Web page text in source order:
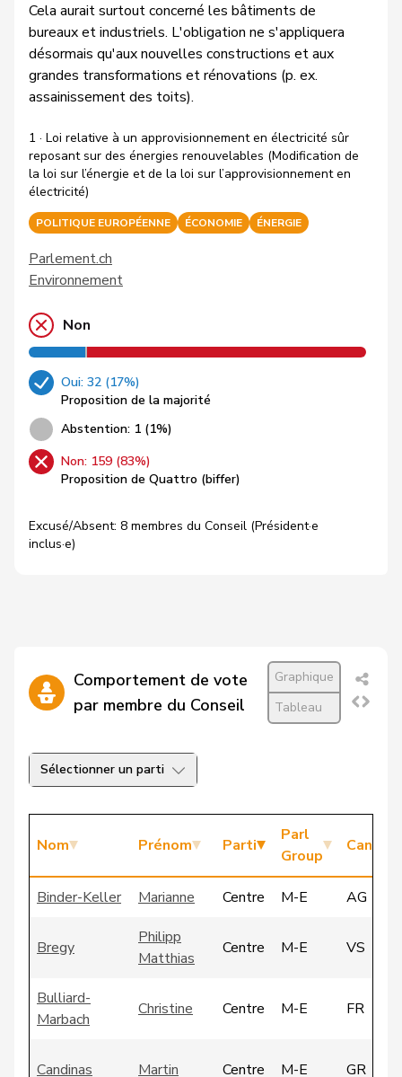
Cela aurait surtout concerné les bâtiments de
bureaux et industriels. L'obligation ne s'appliquera
désormais qu'aux nouvelles constructions et aux
grandes transformations et rénovations (p. ex.
assainissement des toits).
1 · Loi relative à un approvisionnement en électricité sûr
reposant sur des énergies renouvelables (Modification de
la loi sur l’énergie et de la loi sur l’approvisionnement en
électricité)
POLITIQUE EUROPÉENNE ÉCONOMIE ÉNERGIE
Parlement.ch
Environnement
Non
Oui: 32 (17%)
Proposition de la majorité
Abstention: 1 (1%)
Non: 159 (83%)
Proposition de Quattro (biffer)
Excusé/Absent: 8 membres du Conseil (Président·e
inclus·e)
Comportement de vote
par membre du Conseil
Graphique
Tableau
Sélectionner un parti
Nom Prénom Parti
Parl
Group
Canton
Binder-Keller Marianne Centre M-E AG
Bregy
Philipp
Matthias
Centre M-E VS
Bulliard-
Marbach
Christine Centre M-E FR
Candinas Martin Centre M-E GR